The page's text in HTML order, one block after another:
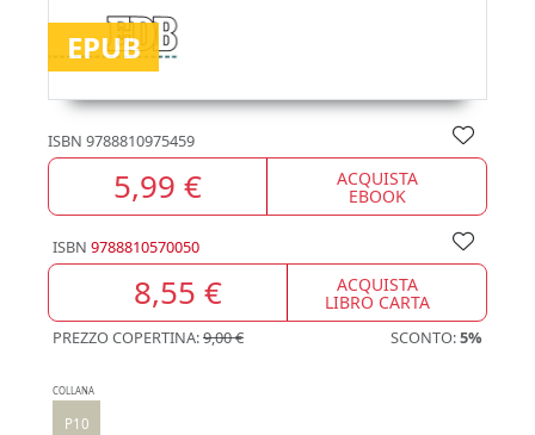
EPUB
ISBN 9788810975459
5,99 € ACQUISTA
EBOOK
ISBN 9788810570050
8,55 € ACQUISTA
LIBRO CARTA
PREZZO COPERTINA:9,00 € SCONTO:5%
COLLANA
P10